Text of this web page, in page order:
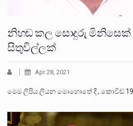
නිහඬ කල සොදුරු මිනිසෙක්
සිතුවිල්ලක්
Apr 28, 2021
මෙම ලිපිය ලියන මොහොතේ දී , කොවිඩ්